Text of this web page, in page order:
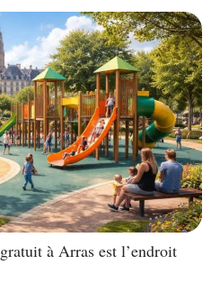
à Arras est l’endroit